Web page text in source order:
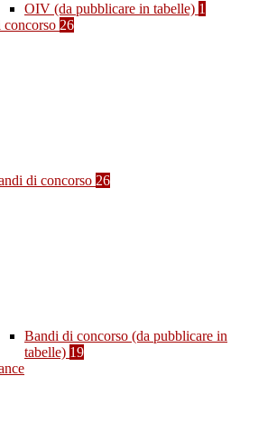
OIV (da pubblicare in tabelle) 1
26
di concorso 26
Bandi di concorso (da pubblicare in
tabelle) 19